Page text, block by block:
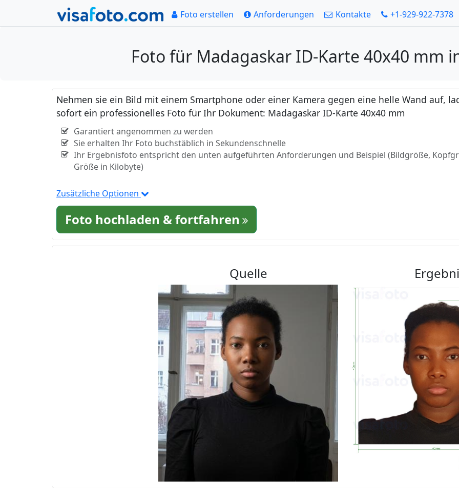
Foto erstellen Anforderungen Kontakte +1-929-922-7378
Foto für Madagaskar ID-Karte 40x40 mm
Nehmen sie ein Bild mit einem Smartphone oder einer Kamera gegen eine helle Wand auf,
sofort ein professionelles Foto für Ihr Dokument: Madagaskar ID-Karte 40x40 mm
Garantiert angenommen zu werden
Sie erhalten Ihr Foto buchstäblich in Sekundenschnelle
Ihr Ergebnisfoto entspricht den unten aufgeführten Anforderungen und Beispiel (Bildgröße,
Größe in Kilobyte)
Zusätzliche Optionen
Foto hochladen & fortfahren
Quelle